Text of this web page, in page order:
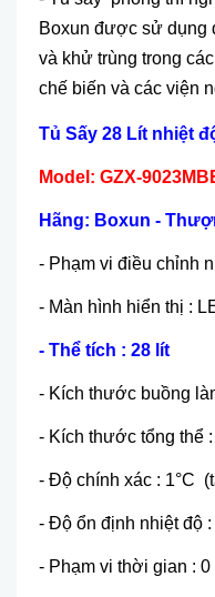
Boxun được sử dụng
và khử trùng trong
chế biến và các viện
Tủ Sấy 28 Lít nhiệt
Model: GZX-
Hãng: Boxun -
- Phạm vi điều chỉnh
- Màn hình hiển thị :
- Thể tích : 28 lít
- Kích thước buồng
- Kích thước tổng thể
- Độ chính xác : 1°C
- Độ ổn định nhiệt độ :
- Phạm vi thời gian : 0